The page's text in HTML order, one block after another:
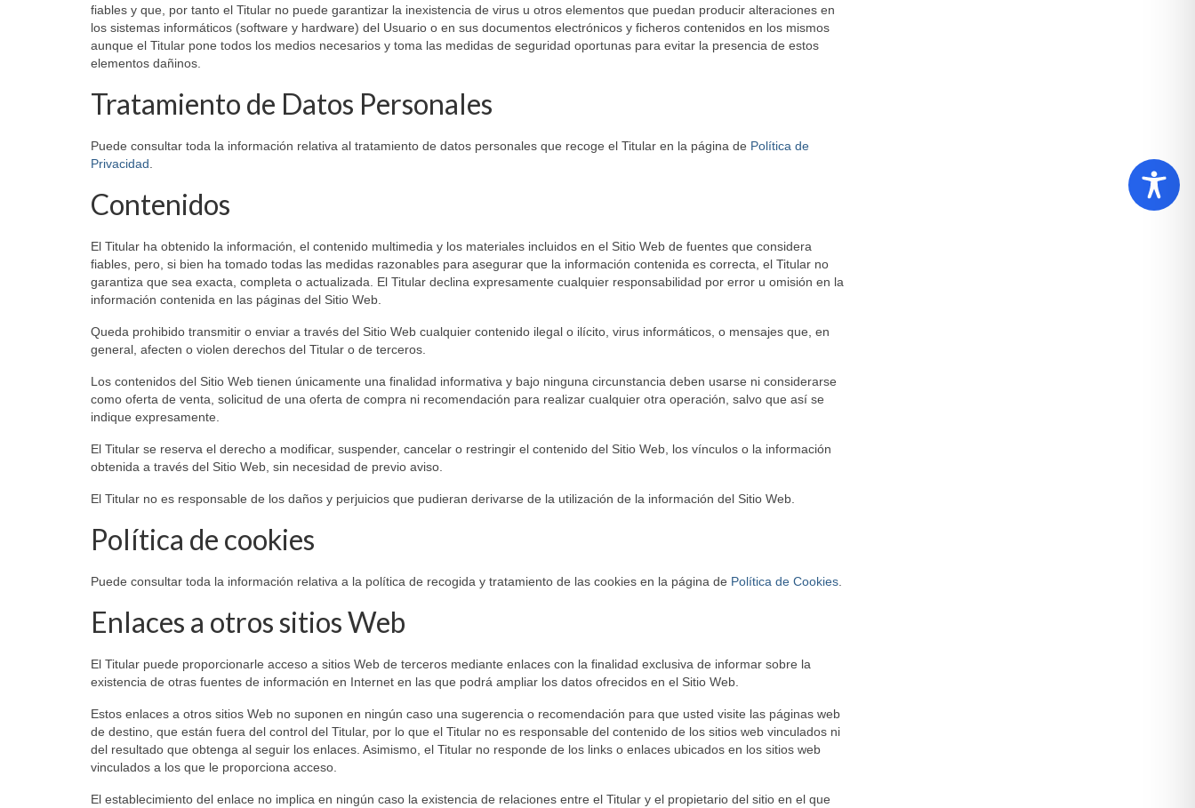
fiables y que, por tanto el Titular no puede garantizar la inexistencia de virus u otros elementos que puedan producir alteraciones en
los sistemas informáticos (software y hardware) del Usuario o en sus documentos electrónicos y ficheros contenidos en los mismos
aunque el Titular pone todos los medios necesarios y toma las medidas de seguridad oportunas para evitar la presencia de estos
elementos dañinos.
Tratamiento de Datos Personales
Puede consultar toda la información relativa al tratamiento de datos personales que recoge el Titular en la página de Política de
Privacidad
Contenidos
El Titular ha obtenido la información, el contenido multimedia y los materiales incluidos en el Sitio Web de fuentes que considera
fiables, pero, si bien ha tomado todas las medidas razonables para asegurar que la información contenida es correcta, el Titular no
garantiza que sea exacta, completa o actualizada. El Titular declina expresamente cualquier responsabilidad por error u omisión en la
información contenida en las páginas del Sitio Web.
Queda prohibido transmitir o enviar a través del Sitio Web cualquier contenido ilegal o ilícito, virus informáticos, o mensajes que, en
general, afecten o violen derechos del Titular o de terceros.
Los contenidos del Sitio Web tienen únicamente una finalidad informativa y bajo ninguna circunstancia deben usarse ni considerarse
como oferta de venta, solicitud de una oferta de compra ni recomendación para realizar cualquier otra operación, salvo que así se
indique expresamente.
El Titular se reserva el derecho a modificar, suspender, cancelar o restringir el contenido del Sitio Web, los vínculos o la información
obtenida a través del Sitio Web, sin necesidad de previo aviso.
El Titular no es responsable de los daños y perjuicios que pudieran derivarse de la utilización de la información del Sitio Web.
Política de cookies
Puede consultar toda la información relativa a la política de recogida y tratamiento de las cookies en la página de Política de Cookies
Enlaces a otros sitios Web
El Titular puede proporcionarle acceso a sitios Web de terceros mediante enlaces con la finalidad exclusiva de informar sobre la
existencia de otras fuentes de información en Internet en las que podrá ampliar los datos ofrecidos en el Sitio Web.
Estos enlaces a otros sitios Web no suponen en ningún caso una sugerencia o recomendación para que usted visite las páginas web
de destino, que están fuera del control del Titular, por lo que el Titular no es responsable del contenido de los sitios web vinculados ni
del resultado que obtenga al seguir los enlaces. Asimismo, el Titular no responde de los links o enlaces ubicados en los sitios web
vinculados a los que le proporciona acceso.
El establecimiento del enlace no implica en ningún caso la existencia de relaciones entre el Titular y el propietario del sitio en el que